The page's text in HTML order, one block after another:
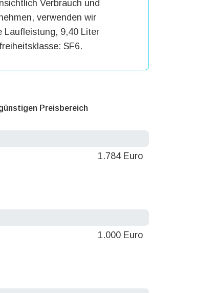
Verbrauch und
verwenden wir
Laufleistung, 9,40 Liter
SF6.
Preisbereich
1.784 Euro
1.000 Euro